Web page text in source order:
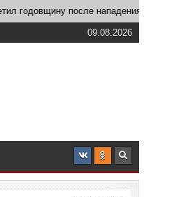
после нападения льва
09.08.2026